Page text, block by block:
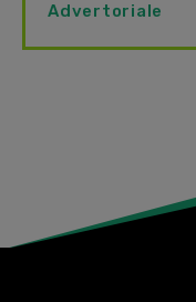
Advertoriale